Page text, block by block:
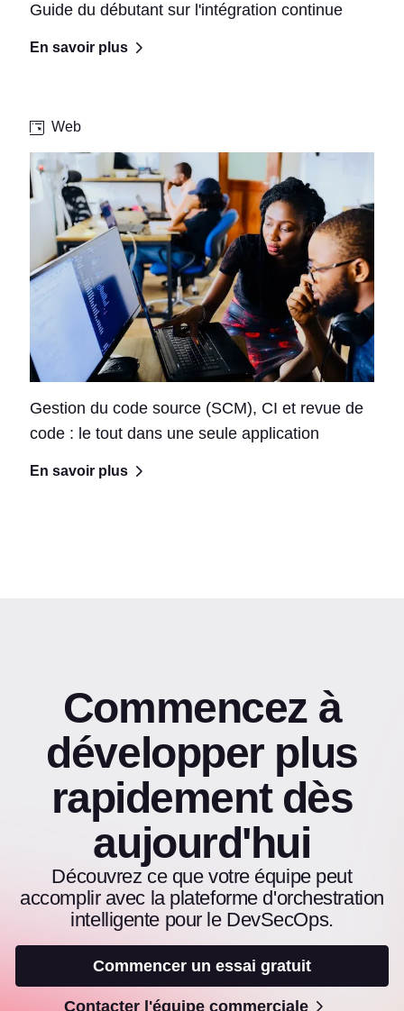
Guide du débutant sur l'intégration continue
En savoir plus
Web
Gestion du code source (SCM), CI et revue de
code : le tout dans une seule application
En savoir plus
Commencez à
développer plus
rapidement dès
aujourd'hui
Découvrez ce que votre équipe peut
accomplir avec la plateforme d'orchestration
intelligente pour le DevSecOps.
Commencer un essai gratuit
Contacter l'équipe commerciale